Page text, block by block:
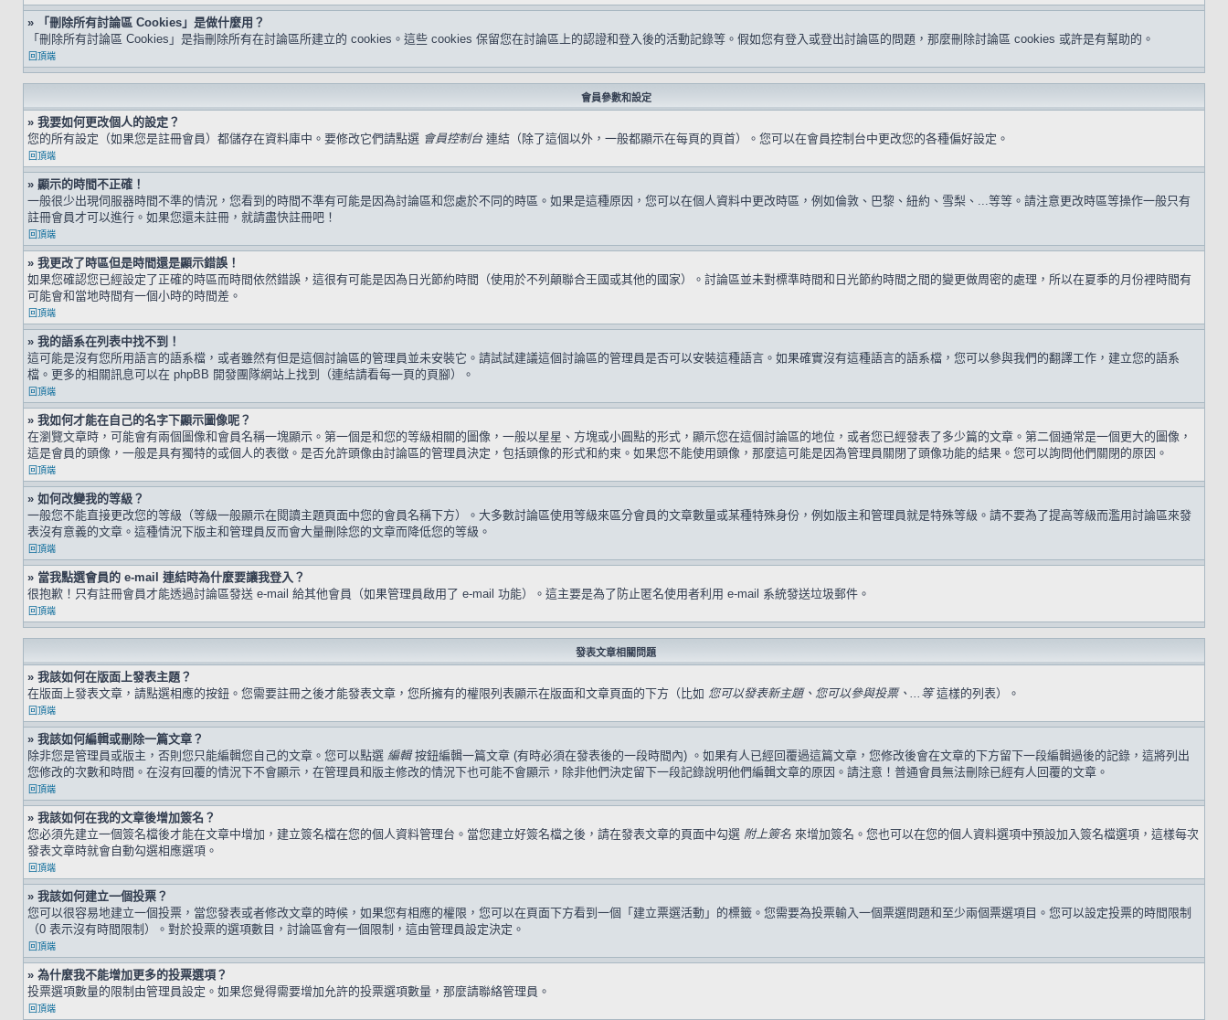
» 「刪除所有討論區 Cookies」是做什麼用？
「刪除所有討論區 Cookies」是指刪除所有在討論區所建立的 cookies。這些 cookies 保留您在討論區上的認證和登入後的活動記錄等。假如您有登入或登出討論區的問題，那麼刪除討論區 cookies 或許是有幫助的。
回頂端
會員參數和設定
» 我要如何更改個人的設定？
您的所有設定（如果您是註冊會員）都儲存在資料庫中。要修改它們請點選 會員控制台連結（除了這個以外，一般都顯示在每頁的頁首）。您可以在會員控制台中更改您的各種偏好設定。
回頂端
» 顯示的時間不正確！
一般很少出現伺服器時間不準的情況，您看到的時間不準有可能是因為討論區和您處於不同的時區。如果是這種原因，您可以在個人資料中更改時區，例如倫敦、巴黎、紐約、雪梨、...等等。請注意更改時區等操作一般只有
註冊會員才可以進行。如果您還未註冊，就請盡快註冊吧！
回頂端
» 我更改了時區但是時間還是顯示錯誤！
如果您確認您已經設定了正確的時區而時間依然錯誤，這很有可能是因為日光節約時間（使用於不列顛聯合王國或其他的國家）。討論區並未對標準時間和日光節約時間之間的變更做周密的處理，所以在夏季的月份裡時間有
可能會和當地時間有一個小時的時間差。
回頂端
» 我的語系在列表中找不到！
這可能是沒有您所用語言的語系檔，或者雖然有但是這個討論區的管理員並未安裝它。請試試建議這個討論區的管理員是否可以安裝這種語言。如果確實沒有這種語言的語系檔，您可以參與我們的翻譯工作，建立您的語系
檔。更多的相關訊息可以在 phpBB 開發團隊網站上找到（連結請看每一頁的頁腳）。
回頂端
» 我如何才能在自己的名字下顯示圖像呢？
在瀏覽文章時，可能會有兩個圖像和會員名稱一塊顯示。第一個是和您的等級相關的圖像，一般以星星、方塊或小圓點的形式，顯示您在這個討論區的地位，或者您已經發表了多少篇的文章。第二個通常是一個更大的圖像，
這是會員的頭像，一般是具有獨特的或個人的表徵。是否允許頭像由討論區的管理員決定，包括頭像的形式和約束。如果您不能使用頭像，那麼這可能是因為管理員關閉了頭像功能的結果。您可以詢問他們關閉的原因。
回頂端
» 如何改變我的等級？
一般您不能直接更改您的等級（等級一般顯示在閱讀主題頁面中您的會員名稱下方）。大多數討論區使用等級來區分會員的文章數量或某種特殊身份，例如版主和管理員就是特殊等級。請不要為了提高等級而濫用討論區來發
表沒有意義的文章。這種情況下版主和管理員反而會大量刪除您的文章而降低您的等級。
回頂端
» 當我點選會員的 e-mail 連結時為什麼要讓我登入？
很抱歉！只有註冊會員才能透過討論區發送 e-mail 給其他會員（如果管理員啟用了 e-mail 功能）。這主要是為了防止匿名使用者利用 e-mail 系統發送垃圾郵件。
回頂端
發表文章相關問題
» 我該如何在版面上發表主題？
在版面上發表文章，請點選相應的按鈕。您需要註冊之後才能發表文章，您所擁有的權限列表顯示在版面和文章頁面的下方（比如 您可以發表新主題、您可以參與投票、...等這樣的列表）。
回頂端
» 我該如何編輯或刪除一篇文章？
除非您是管理員或版主，否則您只能編輯您自己的文章。您可以點選 編輯按鈕編輯一篇文章 (有時必須在發表後的一段時間內) 。如果有人已經回覆過這篇文章，您修改後會在文章的下方留下一段編輯過後的記錄，這將列出
您修改的次數和時間。在沒有回覆的情況下不會顯示，在管理員和版主修改的情況下也可能不會顯示，除非他們決定留下一段記錄說明他們編輯文章的原因。請注意！普通會員無法刪除已經有人回覆的文章。
回頂端
» 我該如何在我的文章後增加簽名？
您必須先建立一個簽名檔後才能在文章中增加，建立簽名檔在您的個人資料管理台。當您建立好簽名檔之後，請在發表文章的頁面中勾選 附上簽名 來增加簽名。您也可以在您的個人資料選項中預設加入簽名檔選項，這樣每次
發表文章時就會自動勾選相應選項。
回頂端
» 我該如何建立一個投票？
您可以很容易地建立一個投票，當您發表或者修改文章的時候，如果您有相應的權限，您可以在頁面下方看到一個「建立票選活動」的標籤。您需要為投票輸入一個票選問題和至少兩個票選項目。您可以設定投票的時間限制
（0 表示沒有時間限制）。對於投票的選項數目，討論區會有一個限制，這由管理員設定決定。
回頂端
» 為什麼我不能增加更多的投票選項？
投票選項數量的限制由管理員設定。如果您覺得需要增加允許的投票選項數量，那麼請聯絡管理員。
回頂端